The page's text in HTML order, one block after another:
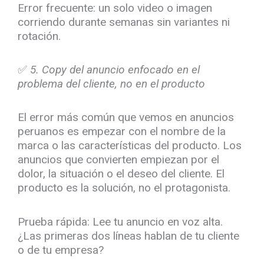
Error frecuente: un solo video o imagen
corriendo durante semanas sin variantes ni
rotación.
✅ 5. Copy del anuncio enfocado en el
problema del cliente, no en el producto
El error más común que vemos en anuncios
peruanos es empezar con el nombre de la
marca o las características del producto. Los
anuncios que convierten empiezan por el
dolor, la situación o el deseo del cliente. El
producto es la solución, no el protagonista.
Prueba rápida: Lee tu anuncio en voz alta.
¿Las primeras dos líneas hablan de tu cliente
o de tu empresa?